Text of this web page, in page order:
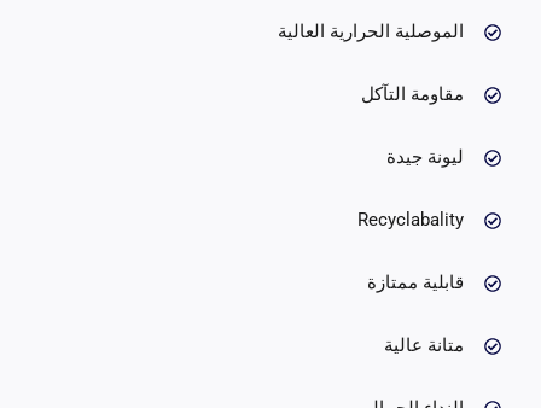
الموصلية الحرارية العالية
مقاومة التآكل
ليونة جيدة
Recyclabality
قابلية ممتازة
متانة عالية